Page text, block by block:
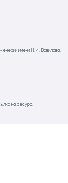
имени Н.И. Вавилова.
на ресурс.